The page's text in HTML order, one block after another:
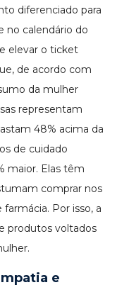
diferenciado para
no calendário do
elevar o ticket
de acordo com
da mulher
representam
48% acima da
de cuidado
maior. Elas têm
comprar nos
Por isso, a
produtos voltados
e